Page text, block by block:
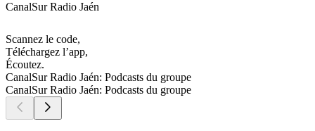
CanalSur Radio Jaén
Scannez le code,
Téléchargez l’app,
Écoutez.
CanalSur Radio Jaén: Podcasts du groupe
CanalSur Radio Jaén: Podcasts du groupe